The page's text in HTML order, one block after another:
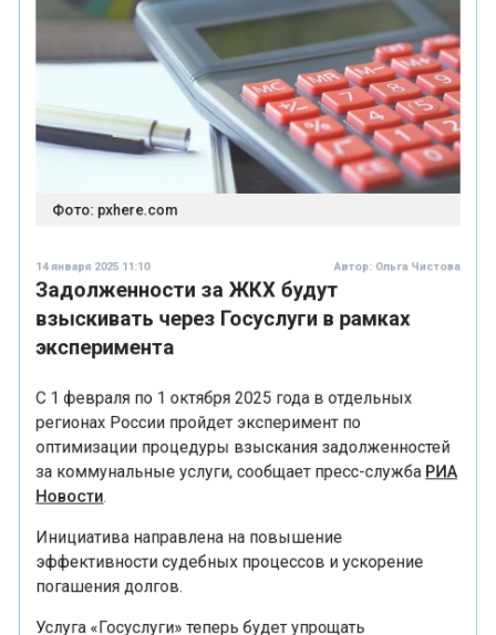
Задолженности за ЖКХ будут
взыскивать через Госуслуги в рамках
эксперимента
регионах России пройдет эксперимент по
оптимизации процедуры взыскания задолженностей
за коммунальные услуги, сообщает пресс-службаРИА
Новости.
Инициатива направлена на повышение
эффективности судебных процессов и ускорение
погашения долгов.
Услуга «Госуслуги» теперь будет упрощать